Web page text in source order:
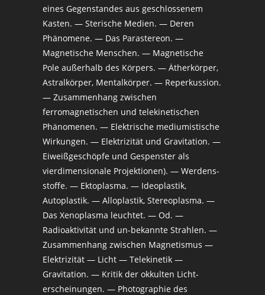
eines Gegenstandes aus geschlossenem
Kasten. — Sterische Medien. — Deren
Phänomene. — Das Parastereon. —
Magnetische Menschen. — Magnetische
Pole außerhalb des Körpers. — Ätherkörper,
Astralkörper, Mentalkörper. — Reperkussion.
— Zusammenhang zwischen
ferromagnetischen und telekinetischen
Phänomenen. — Elektrische mediumistische
Wirkungen. — Elektrizität und Gravitation. —
Eiweißgeschöpfe und Gespenster als
vierdimensionale Projektionen). — Werdens-
stoffe. — Ektoplasma. — Ideoplastik,
Autoplastik. — Alloplastik, Stereoplasma. —
Das Xenoplasma leuchtet. — Od. —
Radioaktivität und un-bekannte Strahlen. —
Zusammenhang zwischen Magnetismus —
Elektrizität — Licht — Telekinetik —
Gravitation. — Kritik der okkulten Licht-
erscheinungen. — Photographie des